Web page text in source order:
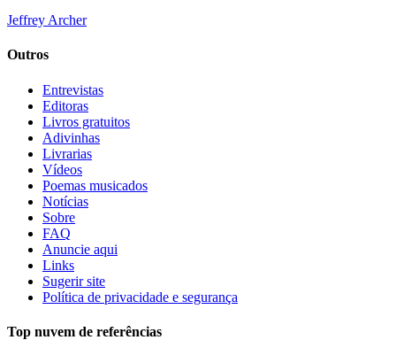
Jeffrey Archer
Outros
Entrevistas
Editoras
Livros gratuitos
Adivinhas
Livrarias
Vídeos
Poemas musicados
Notícias
Sobre
FAQ
Anuncie aqui
Links
Sugerir site
Política de privacidade e segurança
Top nuvem de referências